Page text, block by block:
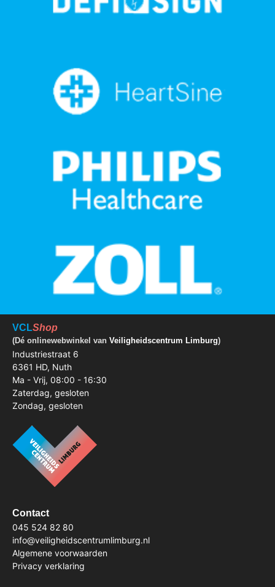
VCLShop
(Dé onlinewebwinkel van Veiligheidscentrum Limburg)
Industriestraat 6
6361 HD, Nuth
Ma - Vrij, 08:00 - 16:30
Zaterdag, gesloten
Zondag, gesloten
Contact
045 524 82 80
info@veiligheidscentrumlimburg.nl
Algemene voorwaarden
Privacy verklaring